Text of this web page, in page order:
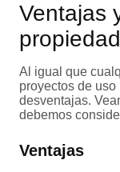
Ventajas
Al igual que
proyectos de
desventajas.
debemos
Ventajas